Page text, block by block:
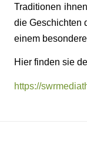
Traditionen
die Geschichten
einem
Hier finden sie
https://